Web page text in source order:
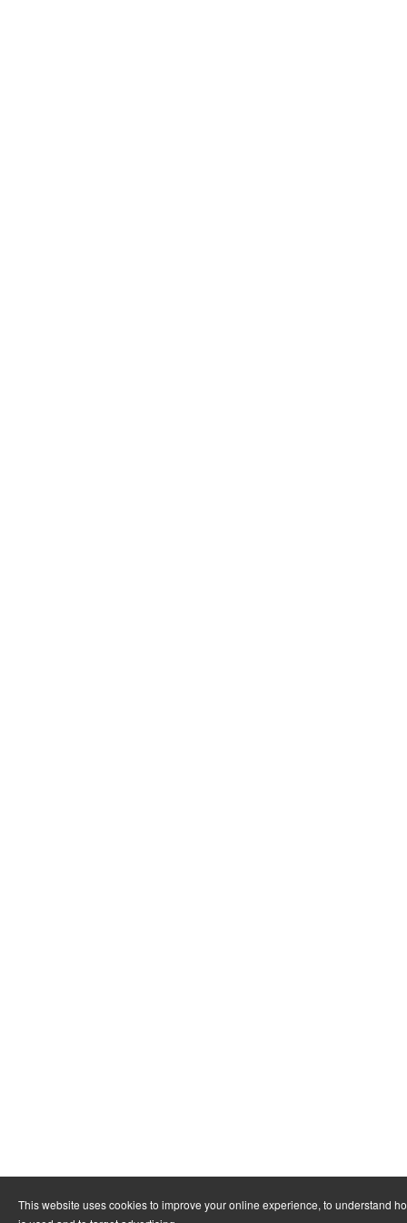
This website uses cookies to improve your online experience, to understand